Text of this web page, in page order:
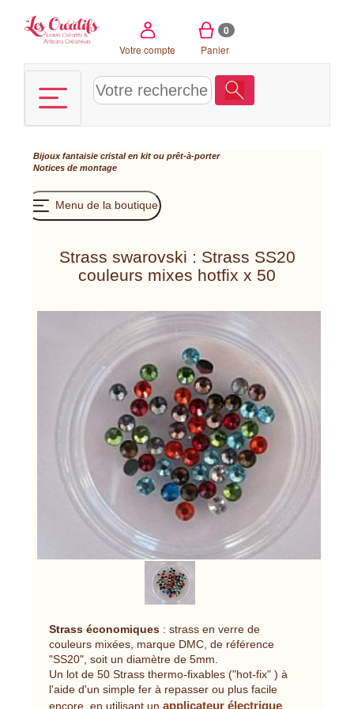
Votre compte
0
Panier
Bijoux fantaisie cristal en kit ou prêt-à-porter
Notices de montage
Menu de la boutique
Strass swarovski : Strass SS20
couleurs mixes hotfix x 50
Strass économiques : strass en verre de
couleurs mixées, marque DMC, de référence
"SS20", soit un diamètre de 5mm.
Un lot de 50 Strass thermo-fixables ("hot-fix" ) à
l'aide d'un simple fer à repasser ou plus facile
encore, en utilisant un applicateur électrique